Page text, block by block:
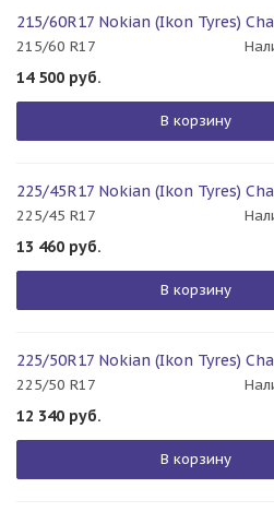
215/60R17 Nokian (Ikon Tyres)
215/60 R17
14 500 руб.
В корзину
225/45R17 Nokian (Ikon Tyres)
225/45 R17
13 460 руб.
В корзину
225/50R17 Nokian (Ikon Tyres)
225/50 R17
12 340 руб.
В корзину